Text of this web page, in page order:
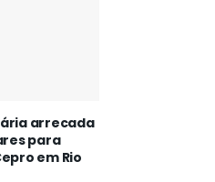
arrecada
para
em Rio